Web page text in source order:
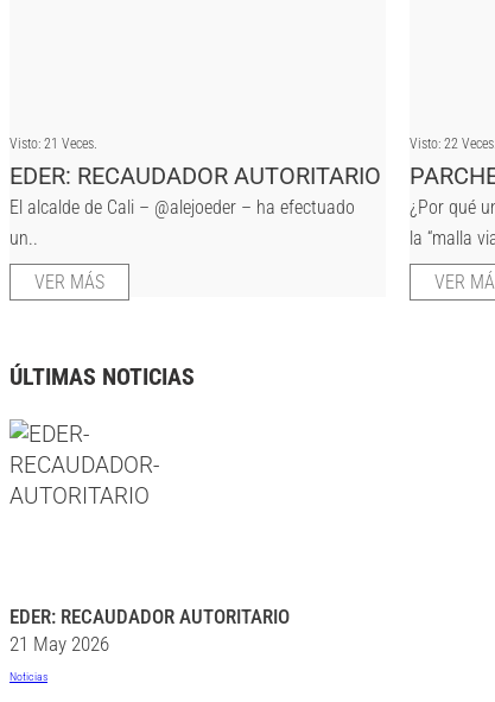
Visto: 21 Veces.
EDER: RECAUDADOR AUTORITARIO
El alcalde de Cali – @alejoeder – ha efectuado
un..
VER MÁS
Visto: 22 Veces.
¿Por qué
la “malla
VER
ÚLTIMAS NOTICIAS
EDER: RECAUDADOR AUTORITARIO
21 May 2026
Noticias